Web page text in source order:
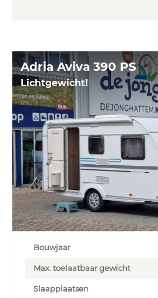
Adria Aviva 390 PS
Lichtgewicht!
Bouwjaar
Max. toelaatbaar gewicht
Slaapplaatsen